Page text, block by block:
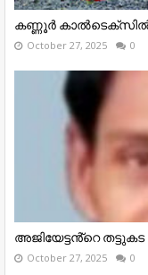
കണ്ണൂര്‍ കാല്‍ടെക്‌സില്‍
October 27, 2025 0
അജിയേട്ടൻ്റെ
October 27, 2025 0